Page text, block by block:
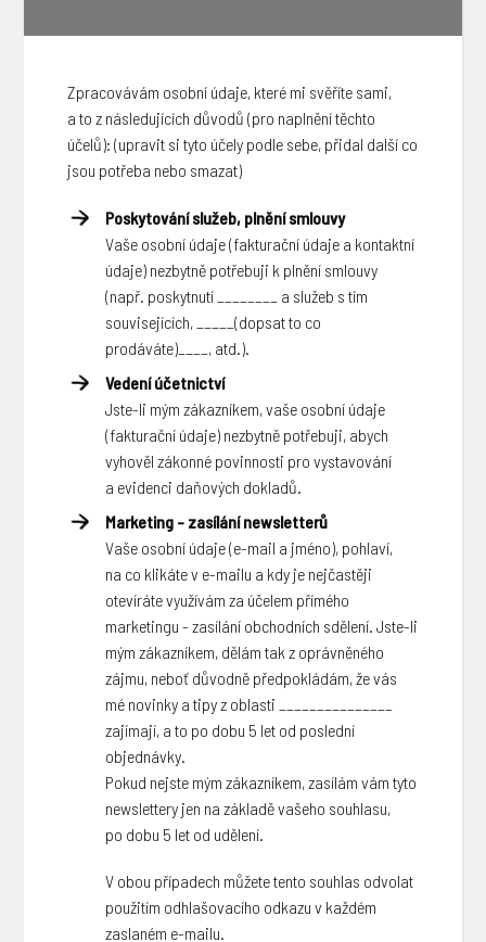
Zpracovávám osobní údaje, které mi svěříte sami,
a to z následujících důvodů (pro naplnění těchto
účelů):(upravit si tyto účely podle sebe, přidal další co
jsou potřeba nebo smazat)
Poskytování služeb, plnění smlouvy
Vaše osobní údaje (fakturační údaje a kontaktní
údaje) nezbytně potřebuji k plnění smlouvy
(např. poskytnutí ________ a služeb s tím
souvisejících, _____(dopsat to co
prodáváte) ____, atd.).
Vedení účetnictví
Jste-li mým zákazníkem, vaše osobní údaje
(fakturační údaje) nezbytně potřebuji, abych
vyhověl zákonné povinnosti pro vystavování
a evidenci daňových dokladů.
Marketing - zasílání newsletterů
Vaše osobní údaje (e-mail a jméno), pohlaví,
na co klikáte v e-mailu a kdy je nejčastěji
otevíráte využívám za účelem přímého
marketingu - zasílání obchodních sdělení. Jste-li
mým zákazníkem, dělám tak z oprávněného
zájmu, neboť důvodně předpokládám, že vás
mé novinky a tipy z oblasti _______________
zajímají, a to po dobu 5 let od poslední
objednávky.
Pokud nejste mým zákazníkem, zasílám vám tyto
newslettery jen na základě vašeho souhlasu,
po dobu 5 let od udělení.
V obou případech můžete tento souhlas odvolat
použitím odhlašovacího odkazu v každém
zaslaném e-mailu.